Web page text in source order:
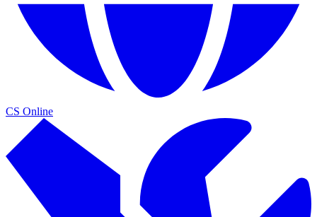
CS Online